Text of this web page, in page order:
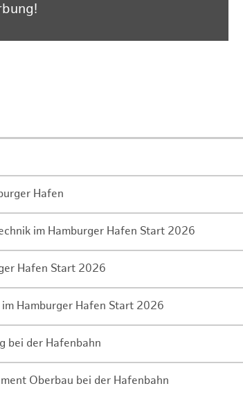
Hafen
im Hamburger Hafen Start 2026
Hafen Start 2026
Hamburger Hafen Start 2026
bei der Hafenbahn
Oberbau bei der Hafenbahn